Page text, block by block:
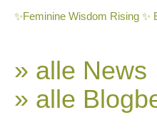
✨Feminine Wisdom Rising ✨
» alle News
» alle